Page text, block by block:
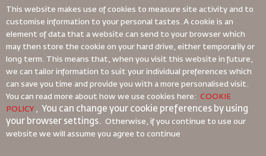
Hamileyken Seyahat Etmek
SSS
Özel İhtiyaçlar
oneworld
Erişilebilirlik Planı ve Geri Bildirim Süreci
Demiryolu Rezervasyonu
Araç Kiralama
RJ Unlimited
Öğrenci Teklifi
Tikram
Transit Konaklama
Hakkımızda
Ailemize Katılın
Haberler
Gizlilik Politikası
Royal Jordanian Ofisleri
geri bildirim
Bağlayıcı Kurumsal Kurallar
Sözleşme Koşulları
Çerez Politikası
Kuzey Amerika Kuralları
This website makes use of cookies to measure site activity and to
customise information to your personal tastes. A cookie is an
element of data that a website can send to your browser which
may then store the cookie on your hard drive, either temporarily or
long term. This means that, when you visit this website in future,
we can tailor information to suit your individual preferences which
can save you time and provide you with a more personalised visit.
You can read more about how we use cookies here: COOKIE
POLICY ,
You can change your cookie preferences by using
your browser settings. Otherwise, if you continue to use our
website we will assume you agree to continue